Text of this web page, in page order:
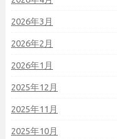
2026年3月
2026年2月
2026年1月
2025年12月
2025年11月
2025年10月